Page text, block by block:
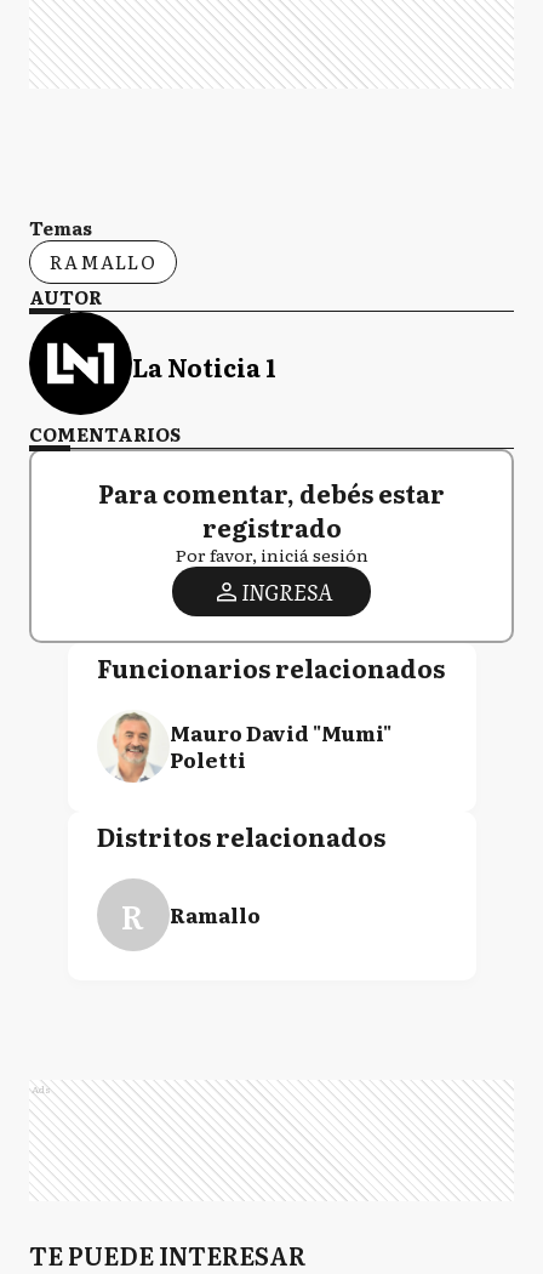
Temas
RAMALLO
AUTOR
La Noticia 1
COMENTARIOS
Para comentar, debés estar
registrado
Por favor, iniciá sesión
INGRESA
Funcionarios relacionados
Mauro David "Mumi"
Poletti
Distritos relacionados
R Ramallo
Ads
TE PUEDE INTERESAR